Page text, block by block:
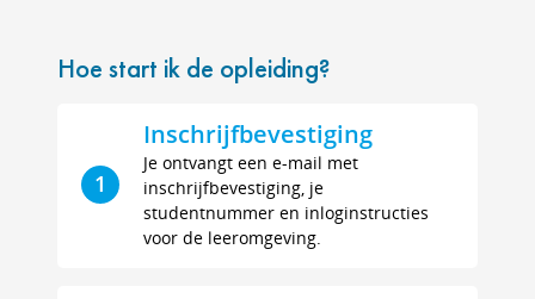
Hoe start ik de opleiding?
1
Inschrijfbevestiging
Je ontvangt een e-mail met
inschrijfbevestiging, je
studentnummer en inloginstructies
voor de leeromgeving.